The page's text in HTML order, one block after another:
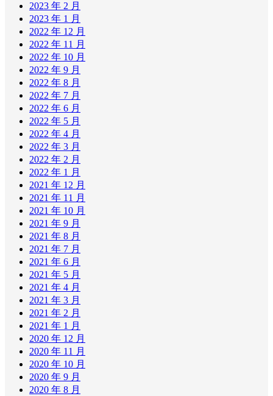
2023 年 2 月
2023 年 1 月
2022 年 12 月
2022 年 11 月
2022 年 10 月
2022 年 9 月
2022 年 8 月
2022 年 7 月
2022 年 6 月
2022 年 5 月
2022 年 4 月
2022 年 3 月
2022 年 2 月
2022 年 1 月
2021 年 12 月
2021 年 11 月
2021 年 10 月
2021 年 9 月
2021 年 8 月
2021 年 7 月
2021 年 6 月
2021 年 5 月
2021 年 4 月
2021 年 3 月
2021 年 2 月
2021 年 1 月
2020 年 12 月
2020 年 11 月
2020 年 10 月
2020 年 9 月
2020 年 8 月